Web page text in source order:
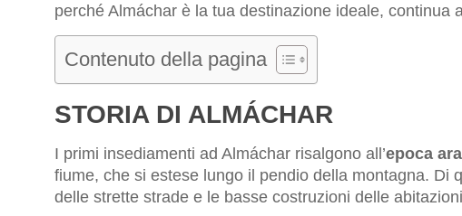
perché Almáchar è la tua destinazione ideale, continua
Contenuto della pagina
STORIA DI ALMÁCHAR
I primi insediamenti ad Almáchar risalgono all’epoca
fiume, che si estese lungo il pendio della montagna. Di
delle strette strade e le basse costruzioni delle